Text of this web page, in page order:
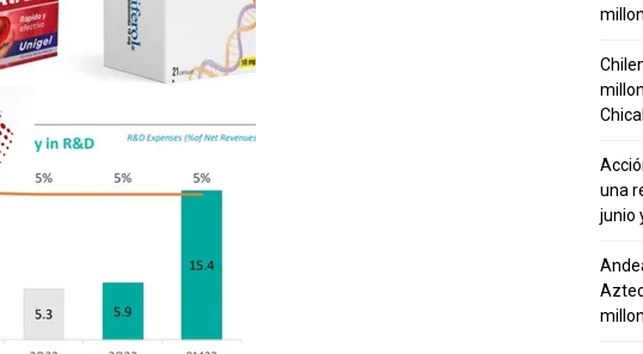
una
junio